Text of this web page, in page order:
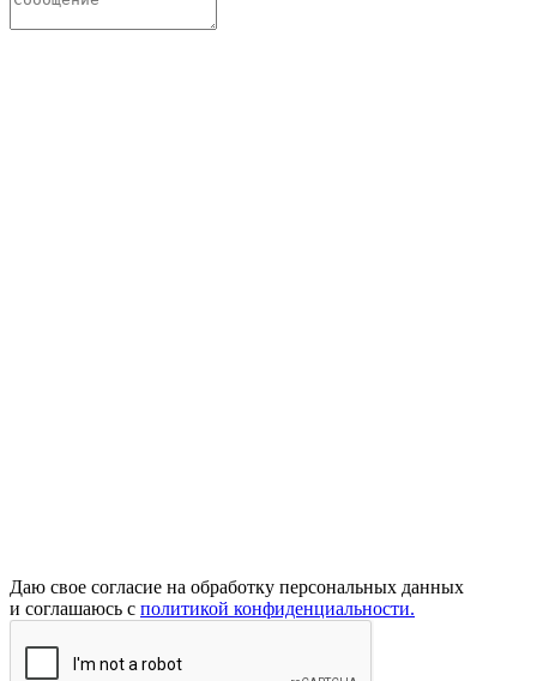
Даю свое согласие на обработку персональных данных
и соглашаюсь с политикой конфиденциальности.